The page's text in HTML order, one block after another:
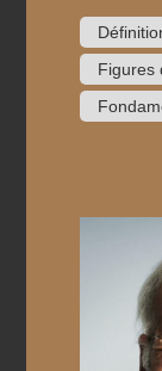
Figures